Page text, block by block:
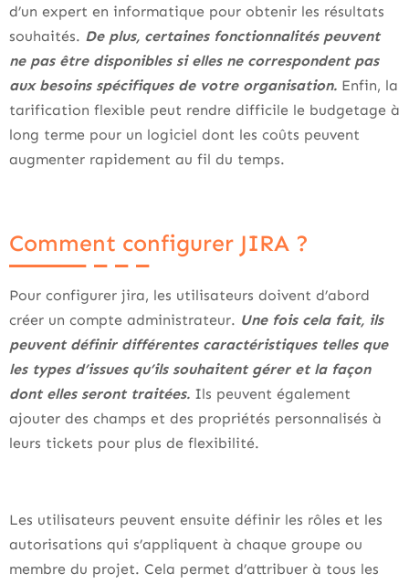
d’un expert en informatique pour obtenir les résultats
souhaités. De plus, certaines fonctionnalités peuvent
ne pas être disponibles si elles ne correspondent pas
aux besoins spécifiques de votre organisation. Enfin, la
tarification flexible peut rendre difficile le budgetage à
long terme pour un logiciel dont les coûts peuvent
augmenter rapidement au fil du temps.
Comment configurer JIRA ?
Pour configurer jira, les utilisateurs doivent d’abord
créer un compte administrateur. Une fois cela fait, ils
peuvent définir différentes caractéristiques telles que
les types d’issues qu’ils souhaitent gérer et la façon
dont elles seront traitées. Ils peuvent également
ajouter des champs et des propriétés personnalisés à
leurs tickets pour plus de flexibilité.
Les utilisateurs peuvent ensuite définir les rôles et les
autorisations qui s’appliquent à chaque groupe ou
membre du projet. Cela permet d’attribuer à tous les